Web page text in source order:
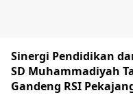
Sinergi Pendidikan
SD Muhammadiyah
Gandeng RSI